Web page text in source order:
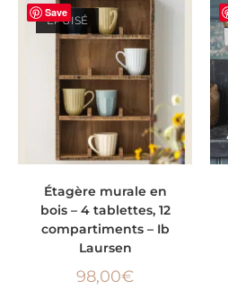
Save
ÉPUISÉ
Étagère murale en
bois – 4 tablettes, 12
compartiments – Ib
Laursen
98,00€